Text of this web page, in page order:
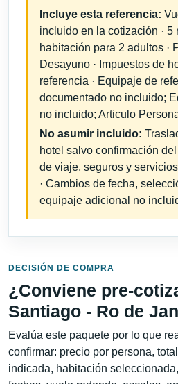
Incluye esta referencia:
incluido en la cotización · 5
habitación para 2 adultos ·
Desayuno · Impuestos de
referencia · Equipaje de
documentado no incluido;
no incluido; Articulo
No asumir incluido:
hotel salvo confirmación
de viaje, seguros y
· Cambios de fecha,
equipaje adicional no
DECISIÓN DE COMPRA
¿Conviene pre-
Santiago - Ro de
Evalúa este paquete por lo que
confirmar: precio por persona,
indicada, habitación